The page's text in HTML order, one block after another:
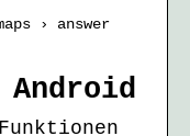
› answer